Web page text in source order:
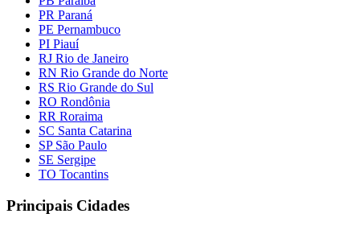
PR Paraná
PE Pernambuco
PI Piauí
RJ Rio de Janeiro
RN Rio Grande do Norte
RS Rio Grande do Sul
RO Rondônia
RR Roraima
SC Santa Catarina
SP São Paulo
SE Sergipe
TO Tocantins
Principais Cidades